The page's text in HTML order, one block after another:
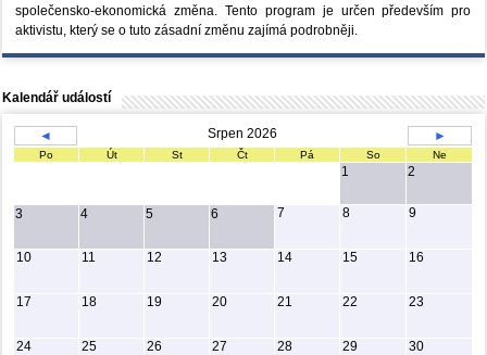
společensko-ekonomická změna. Tento program je určen především pro
aktivistu, který se o tuto zásadní změnu zajímá podrobněji.
Kalendář událostí
◄ Srpen 2026 ►
Po Út St Čt Pá So Ne
1 2
3 4 5 6 7 8 9
10 11 12 13 14 15 16
17 18 19 20 21 22 23
24 25 26 27 28 29 30